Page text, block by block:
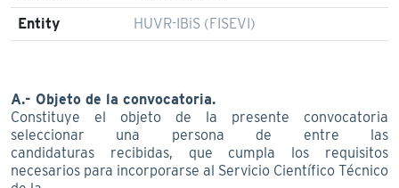
Entity
HUVR-IBiS (FISEVI)
A.- Objeto de la convocatoria.
Constituye el objeto de la presente convocatoria
seleccionar una persona de entre las
candidaturas recibidas, que cumpla los requisitos
necesarios para incorporarse al Servicio Científico Técnico